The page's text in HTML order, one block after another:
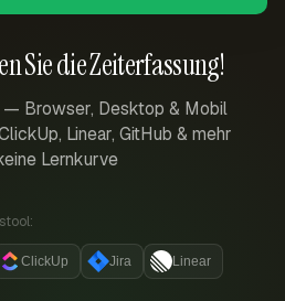
Sie die Zeiterfassung!
— Browser, Desktop & Mobil
Linear, GitHub & mehr
Lernkurve
ClickUp Jira Linear